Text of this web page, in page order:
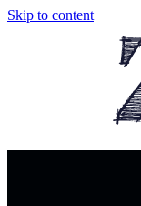
Skip to content